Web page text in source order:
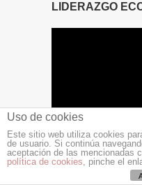
LIDERAZGO
SOM FILLS DEL
Uso de cookies
Este sitio web utiliza cookies
de usuario. Si continúa
aceptación de las mencionadas
política de cookies, pinche el